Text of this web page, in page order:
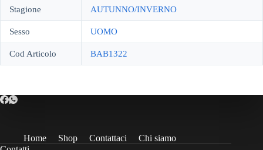
Stagione AUTUNNO/INVERNO
Sesso UOMO
Cod Articolo BAB1322
Home Shop Contattaci
Chi siamo